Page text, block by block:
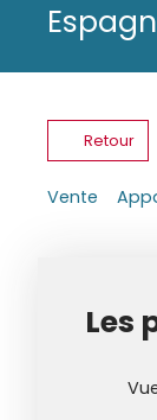
Retour
Vente
Les